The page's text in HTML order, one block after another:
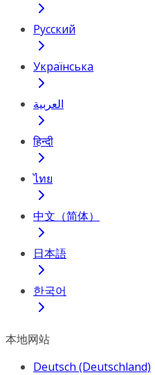
Русский
Українська
العربية
हिन्दी
ไทย
中文（简体）
日本語
한국어
本地网站
Deutsch (Deutschland)